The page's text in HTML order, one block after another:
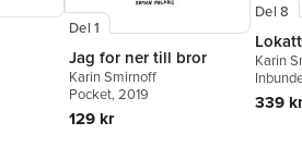
Del 1
Jag for ner till bror
Karin Smirnoff
Pocket, 2019
129 kr
Del 8
Karin
339 kr